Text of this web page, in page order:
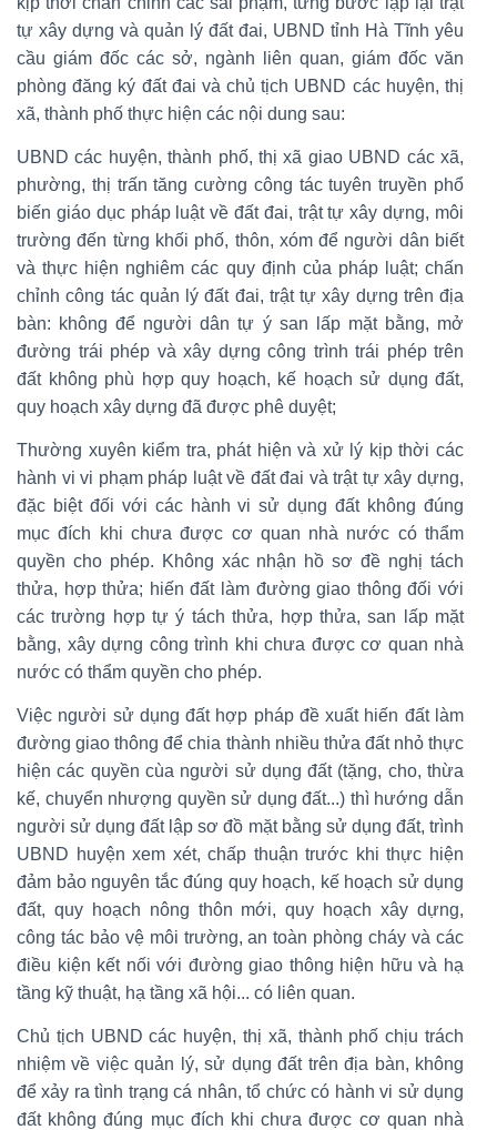
tự xây dựng và quản lý đất đai, UBND tỉnh Hà Tĩnh yêu
cầu giám đốc các sở, ngành liên quan, giám đốc văn
phòng đăng ký đất đai và chủ tịch UBND các huyện, thị
xã, thành phố thực hiện các nội dung sau:
UBND các huyện, thành phố, thị xã giao UBND các xã,
phường, thị trấn tăng cường công tác tuyên truyền phổ
biến giáo dục pháp luật về đất đai, trật tự xây dựng, môi
trường đến từng khối phố, thôn, xóm để người dân biết
và thực hiện nghiêm các quy định của pháp luật; chấn
chỉnh công tác quản lý đất đai, trật tự xây dựng trên địa
bàn: không để người dân tự ý san lấp mặt bằng, mở
đường trái phép và xây dựng công trình trái phép trên
đất không phù hợp quy hoạch, kế hoạch sử dụng đất,
quy hoạch xây dựng đã được phê duyệt;
Thường xuyên kiểm tra, phát hiện và xử lý kịp thời các
hành vi vi phạm pháp luật về đất đai và trật tự xây dựng,
đặc biệt đối với các hành vi sử dụng đất không đúng
mục đích khi chưa được cơ quan nhà nước có thẩm
quyền cho phép. Không xác nhận hồ sơ đề nghị tách
thửa, hợp thửa; hiến đất làm đường giao thông đối với
các trường hợp tự ý tách thửa, hợp thửa, san lấp mặt
bằng, xây dựng công trình khi chưa được cơ quan nhà
nước có thẩm quyền cho phép.
Việc người sử dụng đất hợp pháp đề xuất hiến đất làm
đường giao thông để chia thành nhiều thửa đất nhỏ thực
hiện các quyền cùa người sử dụng đất (tặng, cho, thừa
kế, chuyển nhượng quyền sử dụng đất...) thì hướng dẫn
người sử dụng đất lập sơ đồ mặt bằng sử dụng đất, trình
UBND huyện xem xét, chấp thuận trước khi thực hiện
đảm bảo nguyên tắc đúng quy hoạch, kế hoạch sử dụng
đất, quy hoạch nông thôn mới, quy hoạch xây dựng,
công tác bảo vệ môi trường, an toàn phòng cháy và các
điều kiện kết nối với đường giao thông hiện hữu và hạ
tầng kỹ thuật, hạ tầng xã hội... có liên quan.
Chủ tịch UBND các huyện, thị xã, thành phố chịu trách
nhiệm về việc quản lý, sử dụng đất trên địa bàn, không
để xảy ra tình trạng cá nhân, tổ chức có hành vi sử dụng
đất không đúng mục đích khi chưa được cơ quan nhà